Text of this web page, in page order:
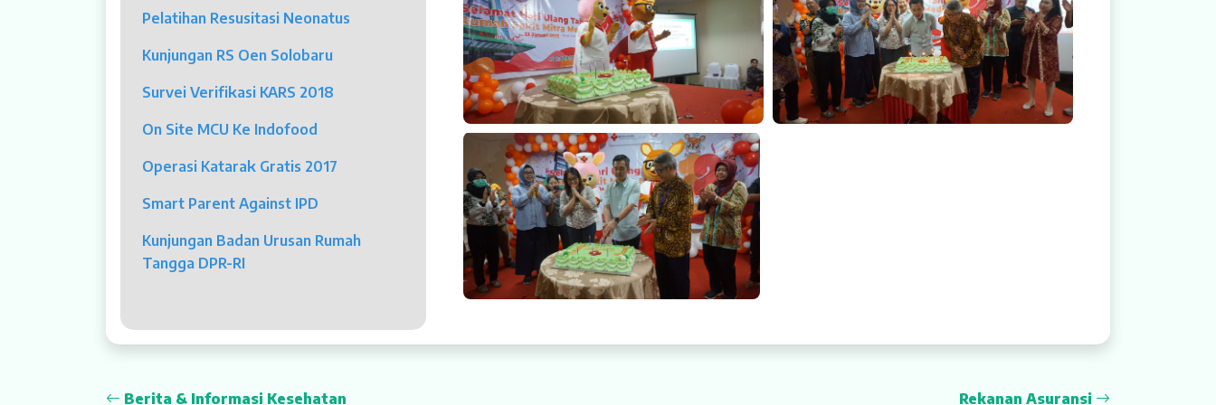
Dokter Spesialis
Dokter Umum
Rawat Jalan
Kamar Operasi
Pelatihan Resusitasi Neonatus
Kunjungan RS Oen Solobaru
Survei Verifikasi KARS 2018
On Site MCU Ke Indofood
Operasi Katarak Gratis 2017
Smart Parent Against IPD
Kunjungan Badan Urusan Rumah
Tangga DPR-RI
Berita & Informasi Kesehatan Rekanan Asuransi